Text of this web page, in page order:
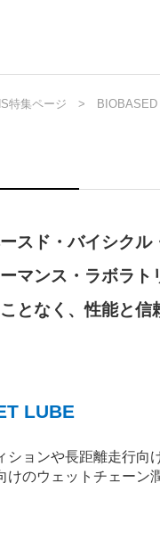
特集ページ BIOBASED
スド・バイシク
マンス・ラボラ
となく、性能と信
LUBE
ションや長距離走行向
けのウェットチェーン